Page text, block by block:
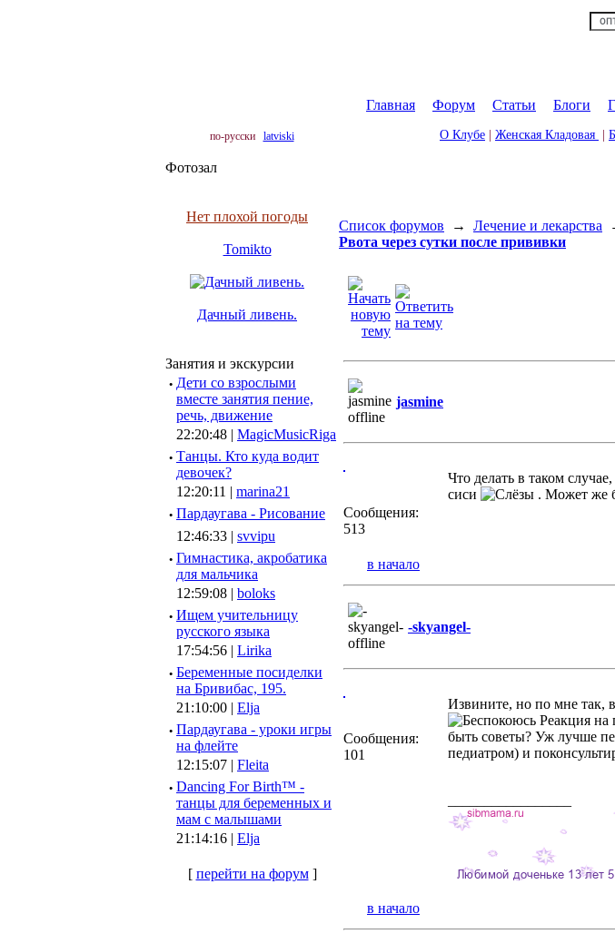
Главная
Форум Статьи Блоги
по-русски latviski О Клубе Женская Кладовая
Фотозал
Нет плохой погоды
Tomikto
Дачный ливень.
Занятия и экскурсии
· Дети со взрослыми
вместе занятия пение,
речь, движение
22:20:48 | MagicMusicRiga
· Танцы. Кто куда водит
девочек?
12:20:11 | marina21
· Пардаугава - Рисование
12:46:33 | svvipu
· Гимнастика, акробатика
для мальчика
12:59:08 | boloks
· Ищем учительницу
русского языка
17:54:56 | Lirika
· Беременные посиделки
на Бривибас, 195.
21:10:00 | Elja
· Пардаугава - уроки игры
на флейте
12:15:07 | Fleita
· Dancing For Birth™ -
танцы для беременных и
мам с малышами
21:14:16 | Elja
[ перейти на форум]
Список форумов → Лечение и лекарства
Рвота через сутки после прививки
jasmine
Сообщения:
513
Что делать в таком
сиси
. Может же
в начало
-skyangel-
Сообщения:
101
Извините, но по мне так,
Реакция на
быть советы? Уж лучше
педиатром) и
в начало